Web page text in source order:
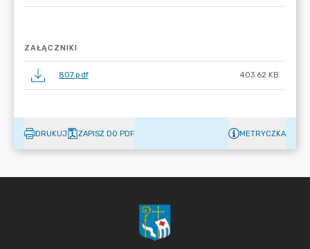
ZAŁĄCZNIKI
807.pdf 403.62 KB
DRUKUJ ZAPISZ DO PDF METRYCZKA